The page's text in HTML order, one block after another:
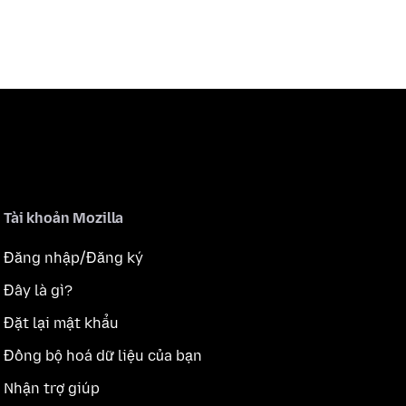
Tài khoản Mozilla
Đăng nhập/Đăng ký
Đây là gì?
Đặt lại mật khẩu
Đồng bộ hoá dữ liệu của bạn
Nhận trợ giúp